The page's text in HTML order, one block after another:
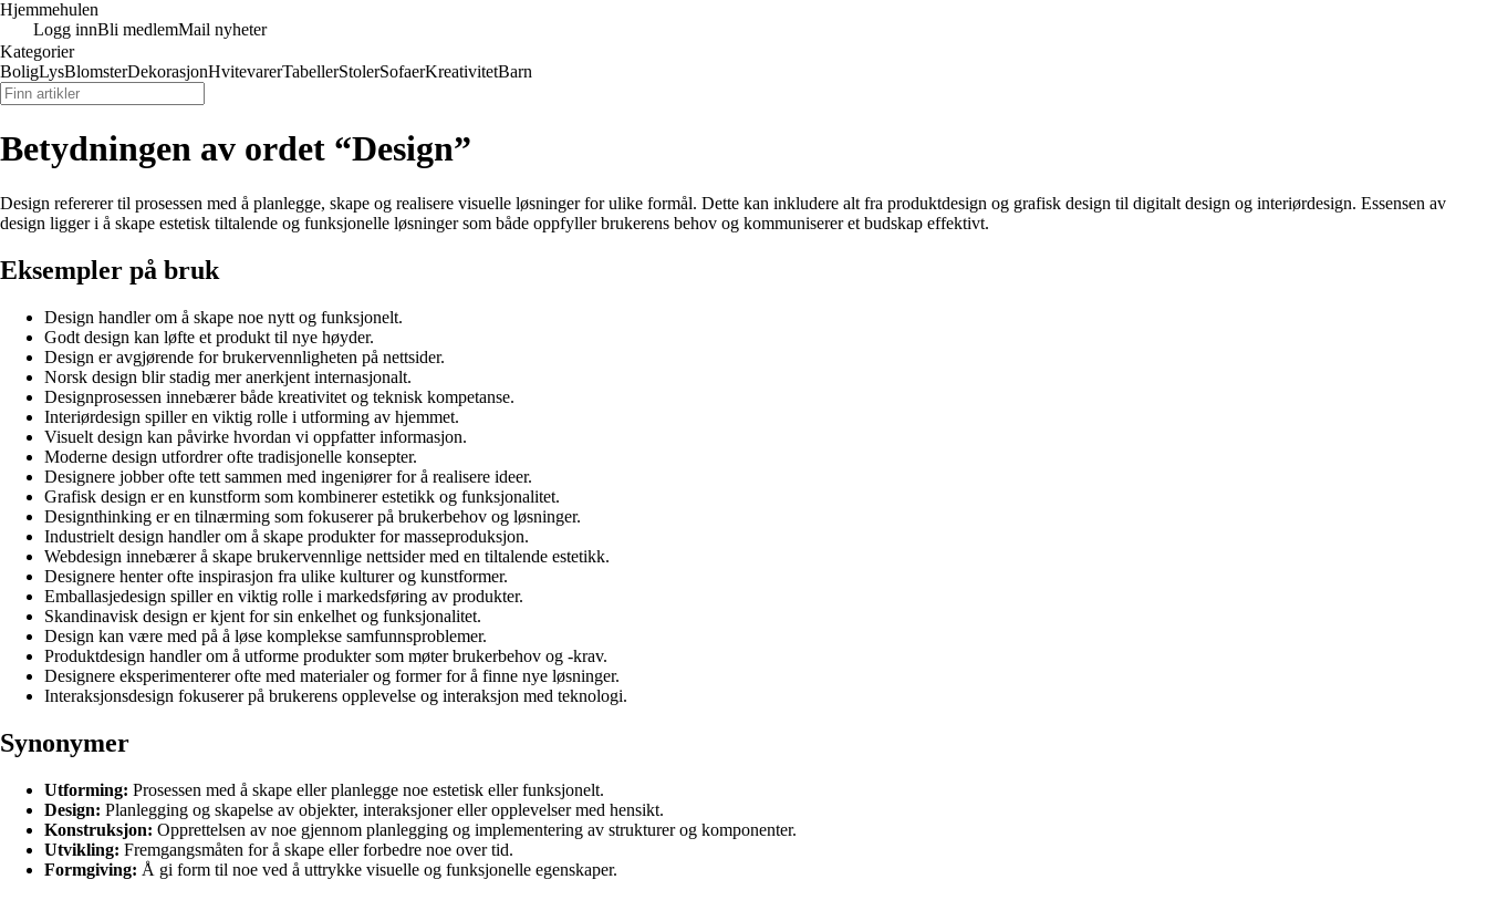
Hjemmehulen
Logg innBli medlemMail nyheter
Kategorier
BoligLysBlomsterDekorasjonHvitevarerTabellerStolerSofaerKreativitetBarn
Betydningen av ordet “Design”
Design refererer til prosessen med å planlegge, skape og realisere visuelle løsninger for ulike formål. Dette kan inkludere alt fra produktdesign og grafisk design til digitalt design og interiørdesign. Essensen av
design ligger i å skape estetisk tiltalende og funksjonelle løsninger som både oppfyller brukerens behov og kommuniserer et budskap effektivt.
Eksempler på bruk
Design handler om å skape noe nytt og funksjonelt.
Godt design kan løfte et produkt til nye høyder.
Design er avgjørende for brukervennligheten på nettsider.
Norsk design blir stadig mer anerkjent internasjonalt.
Designprosessen innebærer både kreativitet og teknisk kompetanse.
Interiørdesign spiller en viktig rolle i utforming av hjemmet.
Visuelt design kan påvirke hvordan vi oppfatter informasjon.
Moderne design utfordrer ofte tradisjonelle konsepter.
Designere jobber ofte tett sammen med ingeniører for å realisere ideer.
Grafisk design er en kunstform som kombinerer estetikk og funksjonalitet.
Designthinking er en tilnærming som fokuserer på brukerbehov og løsninger.
Industrielt design handler om å skape produkter for masseproduksjon.
Webdesign innebærer å skape brukervennlige nettsider med en tiltalende estetikk.
Designere henter ofte inspirasjon fra ulike kulturer og kunstformer.
Emballasjedesign spiller en viktig rolle i markedsføring av produkter.
Skandinavisk design er kjent for sin enkelhet og funksjonalitet.
Design kan være med på å løse komplekse samfunnsproblemer.
Produktdesign handler om å utforme produkter som møter brukerbehov og -krav.
Designere eksperimenterer ofte med materialer og former for å finne nye løsninger.
Interaksjonsdesign fokuserer på brukerens opplevelse og interaksjon med teknologi.
Synonymer
Utforming: Prosessen med å skape eller planlegge noe estetisk eller funksjonelt.
Design: Planlegging og skapelse av objekter, interaksjoner eller opplevelser med hensikt.
Konstruksjon: Opprettelsen av noe gjennom planlegging og implementering av strukturer og komponenter.
Utvikling: Fremgangsmåten for å skape eller forbedre noe over tid.
Formgiving: Å gi form til noe ved å uttrykke visuelle og funksjonelle egenskaper.